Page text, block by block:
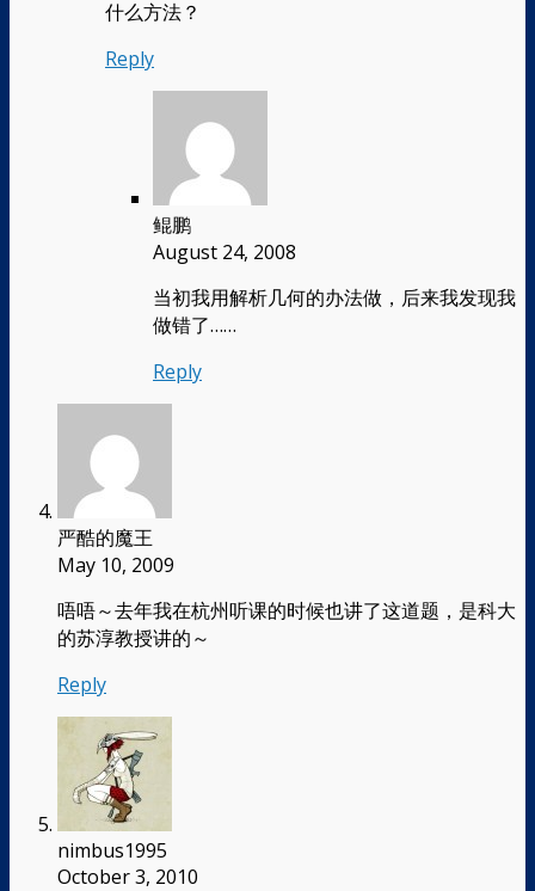
什么方法？
Reply
鲲鹏
August 24, 2008
当初我用解析几何的办法做，后来我发现我
做错了……
Reply
严酷的魔王
May 10, 2009
唔唔～去年我在杭州听课的时候也讲了这道题，是科大
的苏淳教授讲的～
Reply
nimbus1995
October 3, 2010